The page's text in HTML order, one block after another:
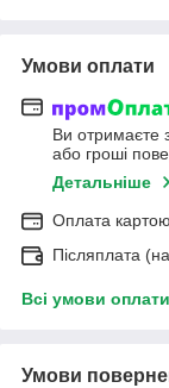
Умови оплати
Ви отримаєте
або гроші
Детальніше
Оплата
Післяплата
Всі умови оплати
Умови